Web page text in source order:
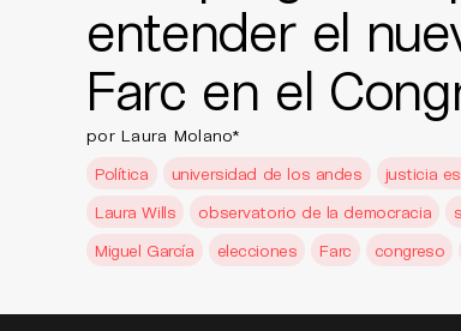
entender el
Farc en el
por Laura Molano*
Política
universidad de los andes justicia
Laura Wills
observatorio de la democracia
Miguel García
elecciones Farc congreso